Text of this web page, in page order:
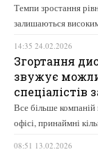
Темпи зростання
залишаються
14:35 24.02.2026
Згортання
звужує
Все більше
офісі, принаймні
08:51 13.02.2026